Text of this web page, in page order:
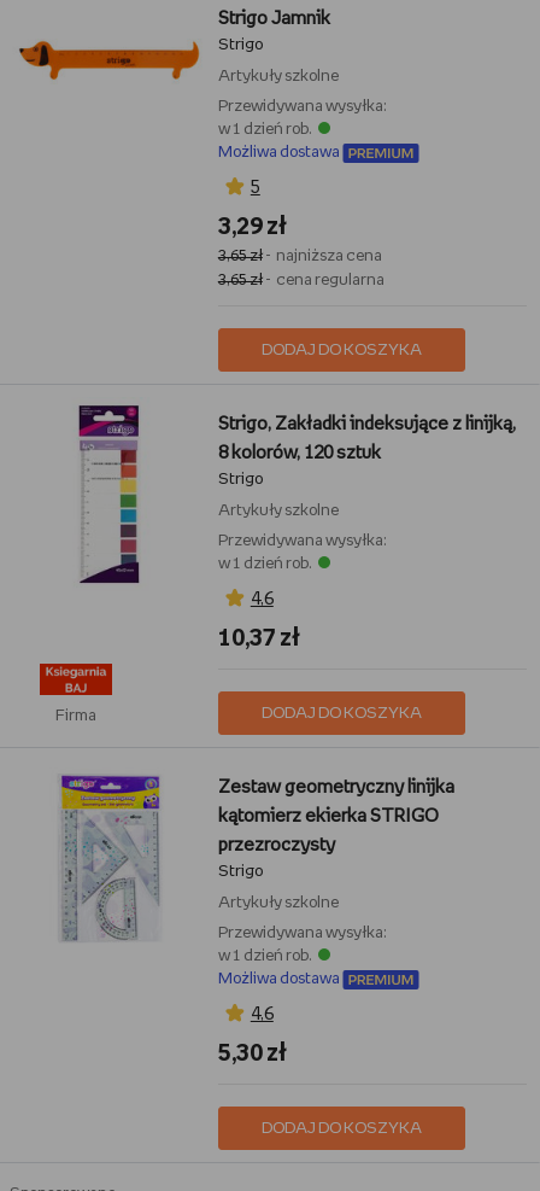
Strigo Jamnik
Strigo
Artykuły szkolne
Przewidywana wysyłka:
w 1 dzień rob.
Możliwa dostawa
5
3,29 zł
3,65 zł- najniższa cena
3,65 zł- cena regularna
DODAJ DO KOSZYKA
Firma
Strigo, Zakładki indeksujące z linijką,
8 kolorów, 120 sztuk
Strigo
Artykuły szkolne
Przewidywana wysyłka:
w 1 dzień rob.
4,6
10,37 zł
DODAJ DO KOSZYKA
Zestaw geometryczny linijka
kątomierz ekierka STRIGO
przezroczysty
Strigo
Artykuły szkolne
Przewidywana wysyłka:
w 1 dzień rob.
Możliwa dostawa
4,6
5,30 zł
DODAJ DO KOSZYKA